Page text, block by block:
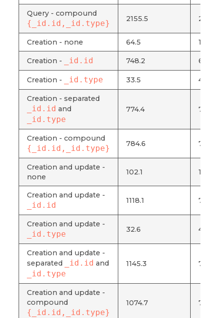
Query - compound
{_id.id,_id.type} 2155.5
Creation - none 64.5 17.8
Creation - _id.id 748.2 672.9
Creation - _id.type 33.5 4.9
Creation - separated
_id.id and
_id.type
774.4 703.9
Creation - compound
{_id.id,_id.type} 784.6 721.1
Creation and update -
none
102.1 15.5
Creation and update -
_id.id 1118.1 798.1
Creation and update -
_id.type 32.6 4.8
Creation and update -
separated
_id.id and
_id.type
1145.3 746.4
Creation and update -
compound
{_id.id,_id.type}
1074.7 760.7